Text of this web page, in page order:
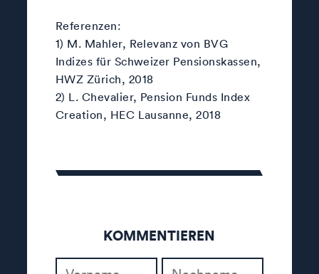
Referenzen:
1) M. Mahler, Relevanz von BVG
Indizes für Schweizer Pensionskassen,
HWZ Zürich, 2018
2) L. Chevalier, Pension Funds Index
Creation, HEC Lausanne, 2018
KOMMENTIEREN